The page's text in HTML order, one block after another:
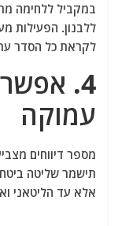
במקביל ללחימה
ללבנון. הפעילות
לקראת כל הסדר
4.
עמוקה
מספר דיווחים
תישמר שליטה
אלא עד הליטאני